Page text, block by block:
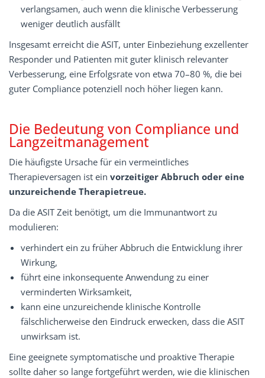
verlangsamen, auch wenn die klinische Verbesserung
weniger deutlich ausfällt
Insgesamt erreicht die ASIT, unter Einbeziehung exzellenter
Responder und Patienten mit guter klinisch relevanter
Verbesserung, eine Erfolgsrate von etwa 70–80 %, die bei
guter Compliance potenziell noch höher liegen kann.
Die Bedeutung von Compliance und
Langzeitmanagement
Die häufigste Ursache für ein vermeintliches
Therapieversagen ist ein vorzeitiger Abbruch oder eine
unzureichende Therapietreue.
Da die ASIT Zeit benötigt, um die Immunantwort zu
modulieren:
verhindert ein zu früher Abbruch die Entwicklung ihrer
Wirkung,
führt eine inkonsequente Anwendung zu einer
verminderten Wirksamkeit,
kann eine unzureichende klinische Kontrolle
fälschlicherweise den Eindruck erwecken, dass die ASIT
unwirksam ist.
Eine geeignete symptomatische und proaktive Therapie
sollte daher so lange fortgeführt werden, wie die klinischen